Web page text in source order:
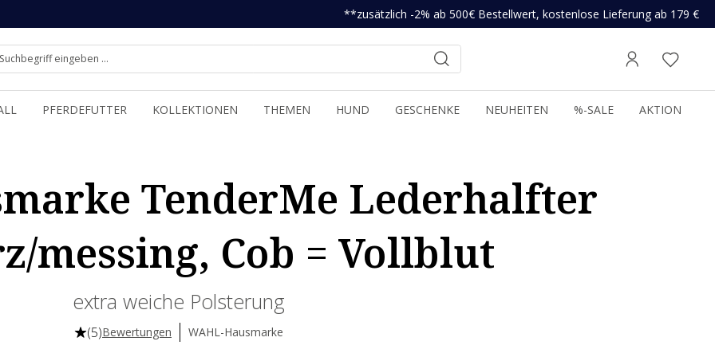
**zusätzlich -2% ab 500€ Bestellwert, kostenlose Lieferung ab 179 €
PFERDEFUTTER KOLLEKTIONEN THEMEN HUND GESCHENKE NEUHEITEN %-SALE AKTION
TenderMe Lederhalfter
messing, Cob = Vollblut
extra weiche Polsterung
(5)Bewertungen WAHL-Hausmarke